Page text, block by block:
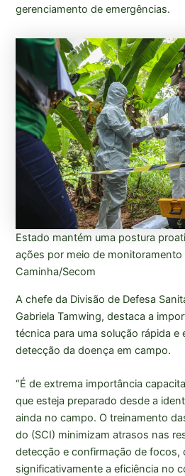
gerenciamento de emergências.
Estado mantém uma postura
ações por meio de
Caminha/Secom
A chefe da Divisão de Defesa
Gabriela Tamwing, destaca a
técnica para uma solução rápida e
detecção da doença em campo.
“É de extrema importância
que esteja preparado desde a
ainda no campo. O treinamento
do (SCI) minimizam atrasos nas
detecção e confirmação de focos,
significativamente a eficiência no